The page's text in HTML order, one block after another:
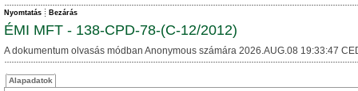
Nyomtatás Bezárás
ÉMI MFT - 138-CPD-78-(C-12/2012)
A dokumentum olvasás módban Anonymous számára 2026.AUG.08 19:33:47
Alapadatok